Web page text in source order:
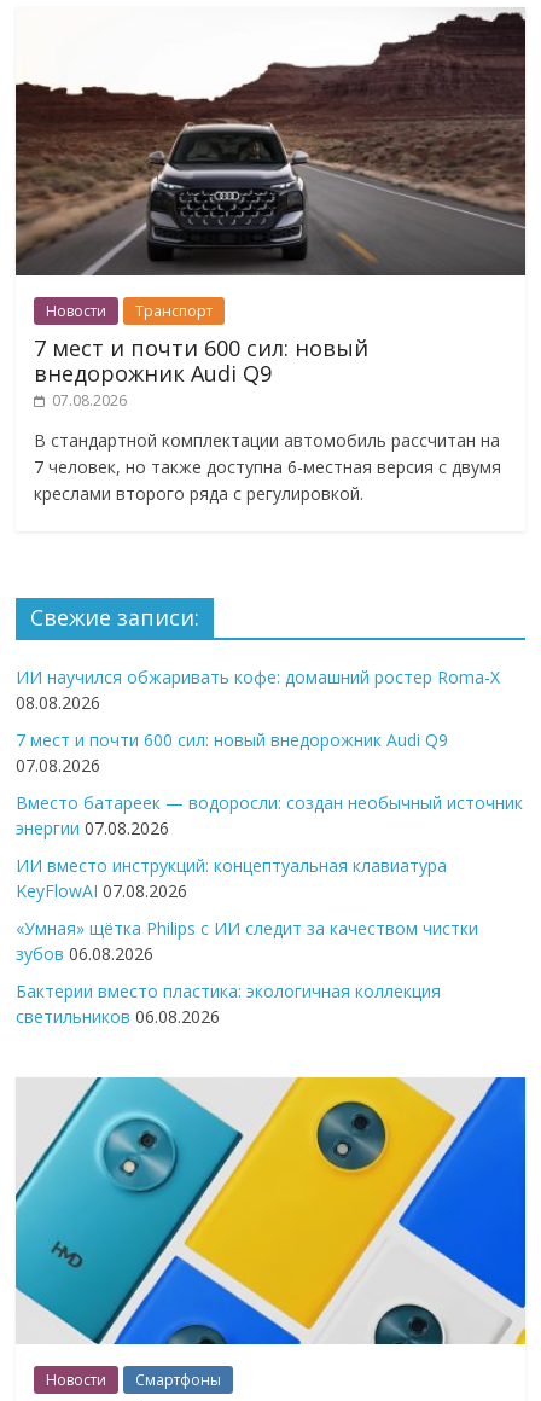
Новости Транспорт
7 мест и почти 600 сил: новый
внедорожник Audi Q9
07.08.2026
В стандартной комплектации автомобиль рассчитан на
7 человек, но также доступна 6-местная версия с двумя
креслами второго ряда с регулировкой.
Свежие записи:
ИИ научился обжаривать кофе: домашний ростер Roma-X
08.08.2026
7 мест и почти 600 сил: новый внедорожник Audi Q9
07.08.2026
Вместо батареек — водоросли: создан необычный источник
энергии 07.08.2026
ИИ вместо инструкций: концептуальная клавиатура
KeyFlowAI 07.08.2026
«Умная» щётка Philips с ИИ следит за качеством чистки
зубов 06.08.2026
Бактерии вместо пластика: экологичная коллекция
светильников 06.08.2026
Новости Смартфоны